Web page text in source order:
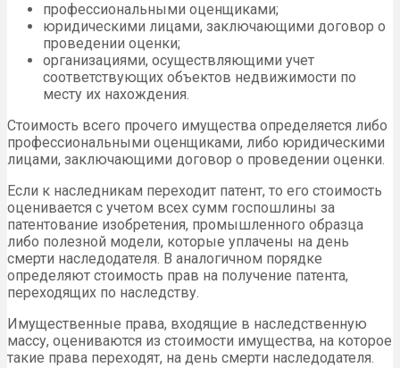
профессиональными оценщиками;
юридическими лицами, заключающими договор о
проведении оценки;
организациями, осуществляющими учет
соответствующих объектов недвижимости по
месту их нахождения.
Стоимость всего прочего имущества определяется либо
профессиональными оценщиками, либо юридическими
лицами, заключающими договор о проведении оценки.
Если к наследникам переходит патент, то его стоимость
оценивается с учетом всех сумм госпошлины за
патентование изобретения, промышленного образца
либо полезной модели, которые уплачены на день
смерти наследодателя. В аналогичном порядке
определяют стоимость прав на получение патента,
переходящих по наследству.
Имущественные права, входящие в наследственную
массу, оцениваются из стоимости имущества, на которое
такие права переходят, на день смерти наследодателя.